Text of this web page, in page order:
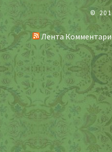
©
Лента